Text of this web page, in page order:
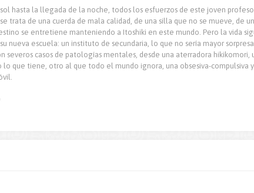
hasta la llegada de la noche, todos los esfuerzos de este joven
trata de una cuerda de mala calidad, de una silla que no se mueve, de un
se entretiene manteniendo a Itoshiki en este mundo. Pero la vida
nueva escuela: un instituto de secundaria, lo que no sería mayor
severos casos de patologías mentales, desde una aterradora hikikomori,
que tiene, otro al que todo el mundo ignora, una obsesiva-compulsiva